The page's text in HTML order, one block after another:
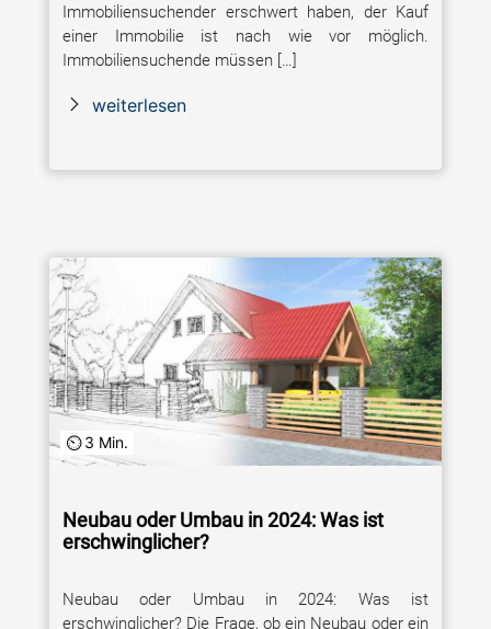
Immobiliensuchender erschwert haben, der Kauf
einer Immobilie ist nach wie vor möglich.
Immobiliensuchende müssen […]
weiterlesen
3 Min.
Neubau oder Umbau in 2024: Was ist
erschwinglicher?
Neubau oder Umbau in 2024: Was ist
erschwinglicher? Die Frage, ob ein Neubau oder ein